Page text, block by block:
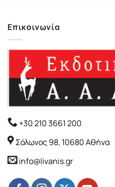
Επικοινωνία
+30 210 3661 200
Σόλωνος 98, 10680 Αθήνα
info@livanis.gr